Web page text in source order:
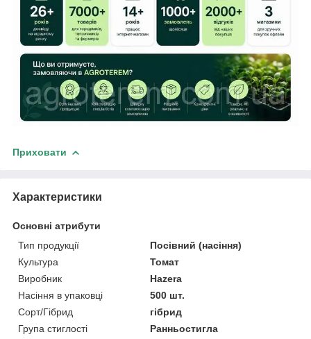
Приховати
Характеристики
Основні атрибути
Тип продукції
Посівний (насіння)
Культура
Томат
Виробник
Hazera
Насіння в упаковці
500 шт.
Сорт/Гібрид
гібрид
Група стиглості
Ранньостигла